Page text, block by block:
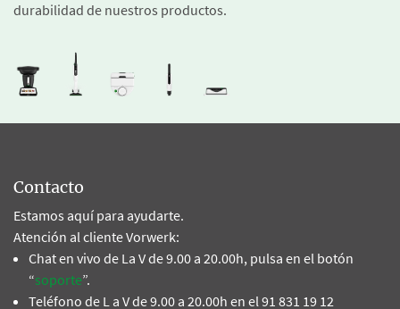
durabilidad de nuestros productos.
Contacto
Estamos aquí para ayudarte.
Atención al cliente Vorwerk:
Chat en vivo de La V de 9.00 a 20.00h, pulsa en el botón
“soporte”.
Teléfono de L a V de 9.00 a 20.00h en el 91 831 19 12